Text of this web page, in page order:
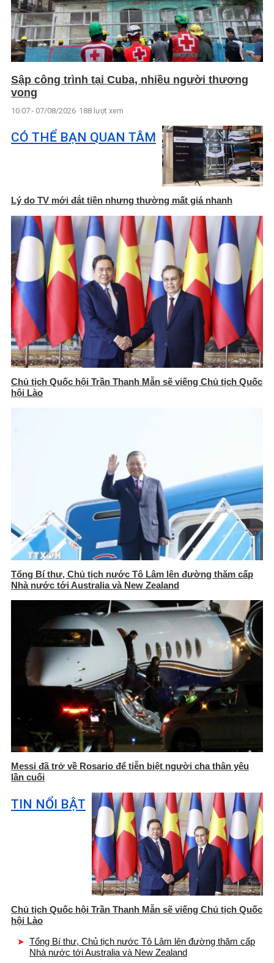
Sập công trình tại Cuba, nhiều người thương
vong
10:07 - 07/08/2026 188 lượt xem
CÓ THỂ BẠN QUAN TÂM
Lý do TV mới đắt tiền nhưng thường mất giá nhanh
Chủ tịch Quốc hội Trần Thanh Mẫn sẽ viếng Chủ tịch Quốc
hội Lào
Tổng Bí thư, Chủ tịch nước Tô Lâm lên đường thăm cấp
Nhà nước tới Australia và New Zealand
Messi đã trở về Rosario để tiễn biệt người cha thân yêu
lần cuối
TIN NỔI BẬT
Chủ tịch Quốc hội Trần Thanh Mẫn sẽ viếng Chủ tịch Quốc
hội Lào
Tổng Bí thư, Chủ tịch nước Tô Lâm lên đường thăm cấp
Nhà nước tới Australia và New Zealand